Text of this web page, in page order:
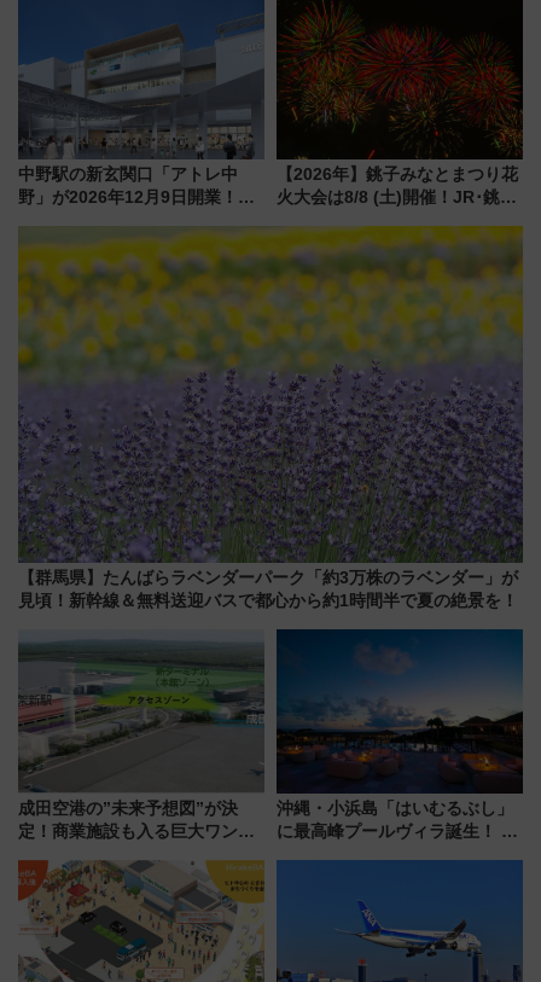
宿泊料金・アクセスは？（2026
年7月23日開業）
説【JR東日本】
中野駅の新玄関口「アトレ中
野」が2026年12月9日開業！新
注目スポット
【2026年】銚子みなとまつり花
火大会は8/8 (土)開催！JR･銚子
報、利根川に咲く8,000発の大迫
力＆屋台を満喫
【群馬県】たんばらラベンダーパーク「約3万株のラベンダー」が
見頃！新幹線＆無料送迎バスで都心から約1時間半で夏の絶景を！
成田空港の”未来予想図”が決
定！商業施設も入る巨大ワンタ
で新型特急が品川･羽田とを結
ぶ！ JR空港駅は2面3線化！
沖縄・小浜島「はいむるぶし」
に最高峰プールヴィラ誕生！ 石
してみない？